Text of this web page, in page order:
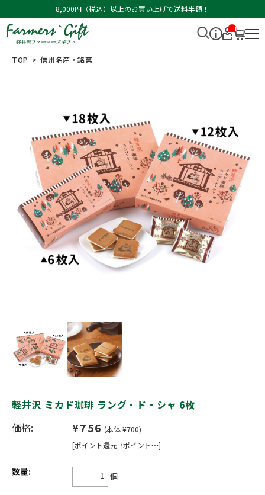
8,000円（税込）以上のお買い上げで送料半額！
__I
T
TOP 信州名産・銘菓
軽井沢 ミカド珈琲 ラング・ド・シャ 6枚
価格:
¥756 (本体 ¥700)
[ポイント還元 7ポイント～]
数量: 個